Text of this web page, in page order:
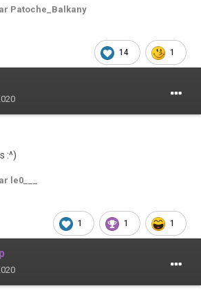
Patoche_Balkany
14 1
:^)
le0___
1 1 1